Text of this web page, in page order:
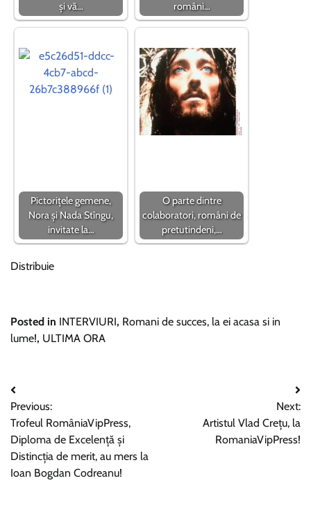
și vă…
români…
Pictorițele gemene,
Nora și Nada Stîngu,
invitate la…
O parte dintre
colaboratori, români de
pretutindeni,…
Distribuie
Posted in INTERVIURI, Romani de succes, la ei acasa si in
lume!, ULTIMA ORA
Navigare
în
articole
Previous:
Trofeul RomâniaVipPress,
Diploma de Excelență și
Distincția de merit, au mers la
Ioan Bogdan Codreanu!
Next:
Artistul Vlad Crețu, la
RomaniaVipPress!